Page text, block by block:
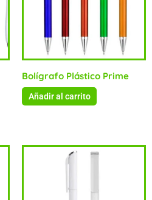
Bolígrafo Plástico Prime
Añadir al carrito